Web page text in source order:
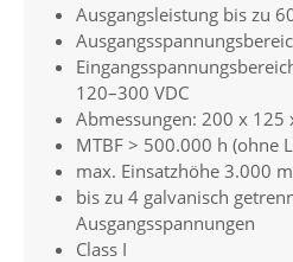
Ausgangsleistung bis zu
120–300 VDC
Abmessungen: 200 x 125
MTBF > 500.000 h (ohne
max. Einsatzhöhe 3.000 m
bis zu 4 galvanisch
Ausgangsspannungen
Class I